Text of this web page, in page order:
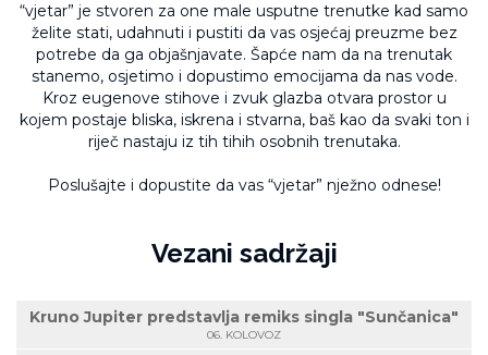
“vjetar” je stvoren za one male usputne trenutke kad samo
želite stati, udahnuti i pustiti da vas osjećaj preuzme bez
potrebe da ga objašnjavate. Šapće nam da na trenutak
stanemo, osjetimo i dopustimo emocijama da nas vode.
Kroz eugenove stihove i zvuk glazba otvara prostor u
kojem postaje bliska, iskrena i stvarna, baš kao da svaki ton i
riječ nastaju iz tih tihih osobnih trenutaka.
Poslušajte i dopustite da vas “vjetar” nježno odnese!
Vezani sadržaji
Kruno Jupiter predstavlja remiks singla "Sunčanica"
06. KOLOVOZ